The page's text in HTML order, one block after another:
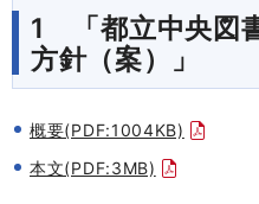
1 「都立中央図
方針（案）
」
概要(PDF:1004KB)
本文(PDF:3MB)